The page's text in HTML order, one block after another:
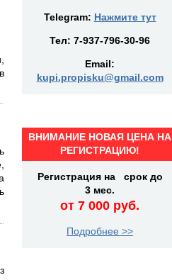
Telegram: Нажмите тут
Тел: 7-937-796-30-96
Email:
kupi.propisku@gmail.com
ВНИМАНИЕ НОВАЯ ЦЕНА НА
РЕГИСТРАЦИЮ!
Регистрация на срок до
3 мес.
от 7 000 руб.
Подробнее >>